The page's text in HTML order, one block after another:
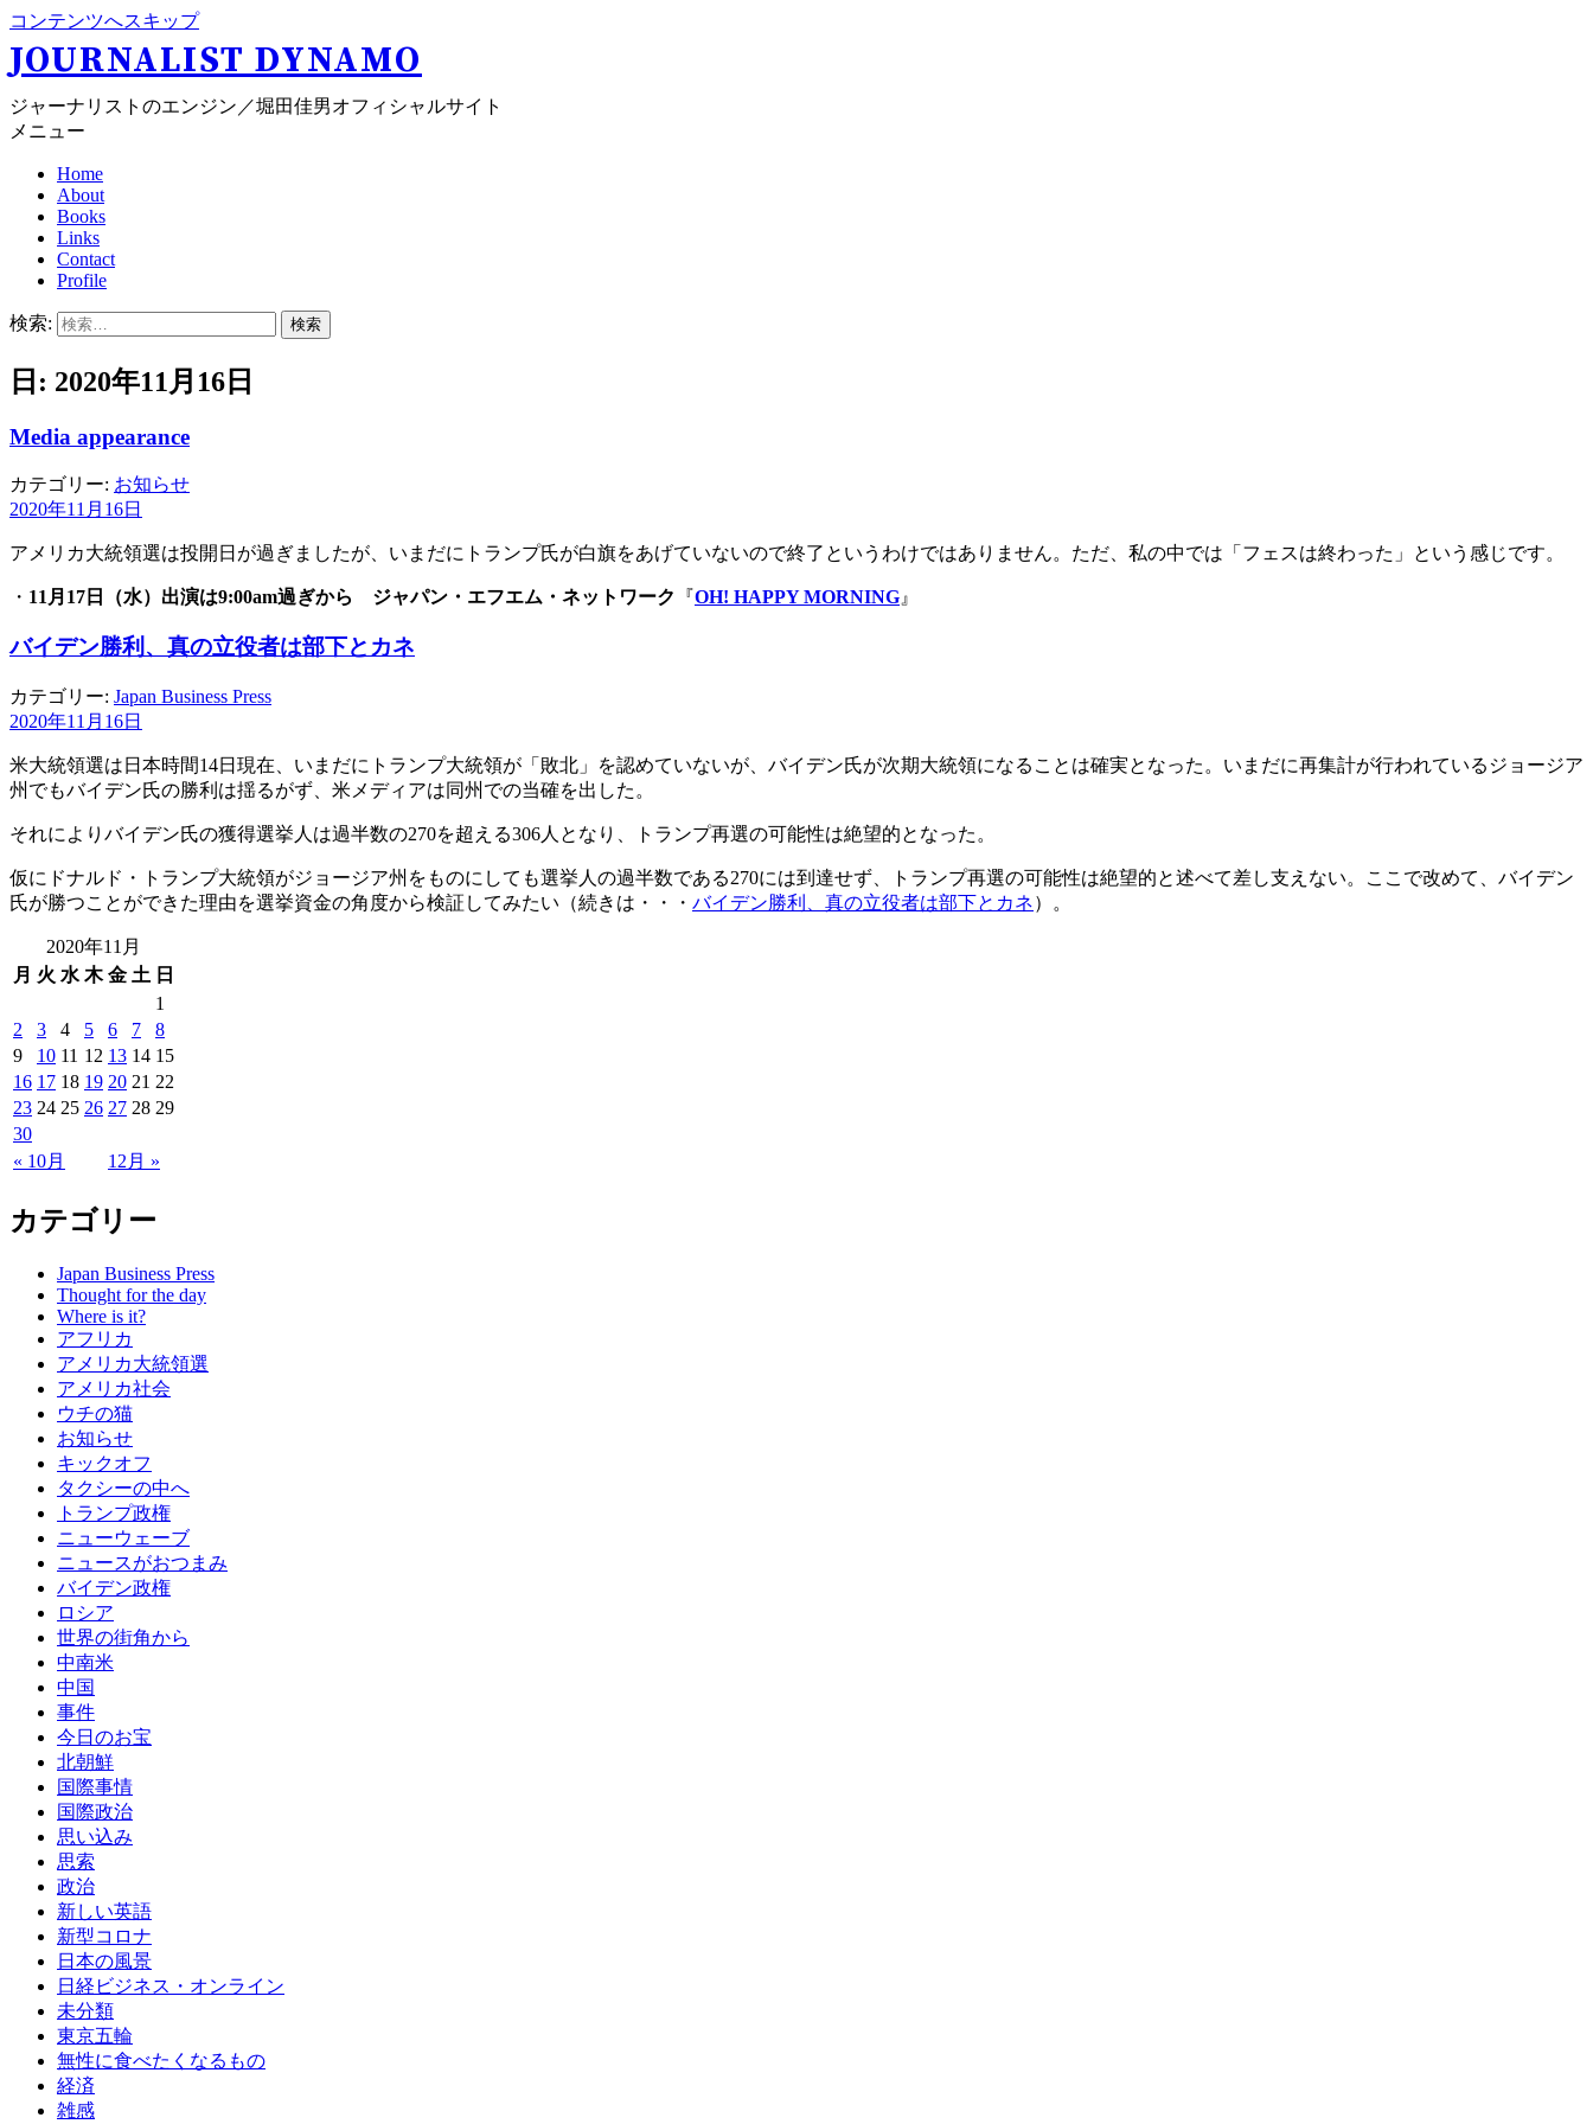
コンテンツへスキップ
JOURNALIST DYNAMO
ジャーナリストのエンジン／堀田佳男オフィシャルサイト
メニュー
Home
About
Books
Links
Contact
Profile
検索:
日: 2020年11月16日
Media appearance
カテゴリー: お知らせ
2020年11月16日
アメリカ大統領選は投開日が過ぎましたが、いまだにトランプ氏が白旗をあげていないので終了というわけではありません。ただ、私の中では「フェスは終わった」という感じです。
・ 11月17日（水）出演は9:00am過ぎから ジャパン・エフエム・ネットワーク 『OH! HAPPY MORNING 』
バイデン勝利、真の立役者は部下とカネ
カテゴリー: Japan Business Press
2020年11月16日
米大統領選は日本時間14日現在、いまだにトランプ大統領が「敗北」を認めていないが、バイデン氏が次期大統領になることは確実となった。いまだに再集計が行われているジョージア
州でもバイデン氏の勝利は揺るがず、米メディアは同州での当確を出した。
それによりバイデン氏の獲得選挙人は過半数の270を超える306人となり、トランプ再選の可能性は絶望的となった。
仮にドナルド・トランプ大統領がジョージア州をものにしても選挙人の過半数である270には到達せず、トランプ再選の可能性は絶望的と述べて差し支えない。ここで改めて、バイデン
氏が勝つことができた理由を選挙資金の角度から検証してみたい（続きは・・・ バイデン勝利、真の立役者は部下とカネ）。
2020年11月
月 火 水 木 金 土 日
« 10月 12月 »
1
2
3 4 5 6 7
8
9
10 11 12 13 14 15
16 17 18 19 20 21 22
23 24 25 26 27 28 29
30
カテゴリー
Japan Business Press
Thought for the day
Where is it?
アフリカ
アメリカ大統領選
アメリカ社会
ウチの猫
お知らせ
キックオフ
タクシーの中へ
トランプ政権
ニューウェーブ
ニュースがおつまみ
バイデン政権
ロシア
世界の街角から
中南米
中国
事件
今日のお宝
北朝鮮
国際事情
国際政治
思い込み
思索
政治
新しい英語
新型コロナ
日本の風景
日経ビジネス・オンライン
未分類
東京五輪
無性に食べたくなるもの
経済
雑感